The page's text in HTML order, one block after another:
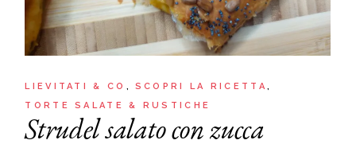
LIEVITATI & CO
SCOPRI LA RICETTA
TORTE SALATE & RUSTICHE
Strudel salato con zucca